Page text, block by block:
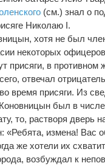
(см.) знал о
Николаю I.
хотя не был
некоторых
присяги, в
отвечал
время присяги. Из
был в
то, растворя дверь
«Ребята, измена! Вас
же хотели их
возбуждал к